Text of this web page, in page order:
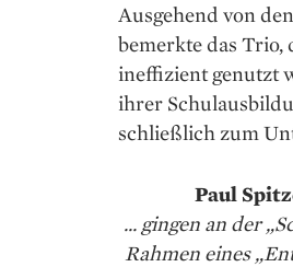
Ausgehend von
bemerkte das Trio,
ineffizient genutzt
ihrer
schließlich zum
Paul
... gingen an der
Rahmen eines